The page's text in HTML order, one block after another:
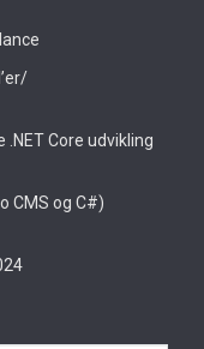
Core udvikling
CMS og C#)